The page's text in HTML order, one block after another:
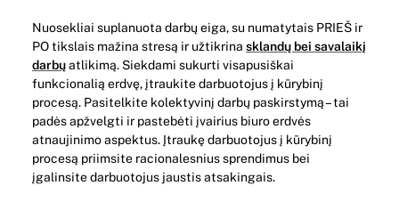
Nuosekliai suplanuota darbų eiga, su numatytais PRIEŠ ir
PO tikslais mažina stresą ir užtikrina sklandų bei savalaikį
darbųatlikimą. Siekdami sukurti visapusiškai
funkcionalią erdvę, įtraukite darbuotojus į kūrybinį
procesą. Pasitelkite kolektyvinį darbų paskirstymą – tai
padės apžvelgti ir pastebėti įvairius biuro erdvės
atnaujinimo aspektus. Įtraukę darbuotojus į kūrybinį
procesą priimsite racionalesnius sprendimus bei
įgalinsite darbuotojus jaustis atsakingais.